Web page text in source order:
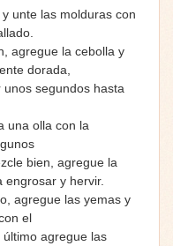
unte las molduras con
agregue la cebolla y
dorada,
segundos hasta
una olla con la
bien, agregue la
engrosar y hervir.
agregue las yemas y
el
agregue las